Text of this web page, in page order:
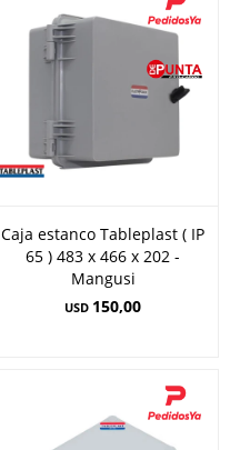
Caja estanco Tableplast ( IP
65 ) 483 x 466 x 202 -
Mangusi
USD 150,00